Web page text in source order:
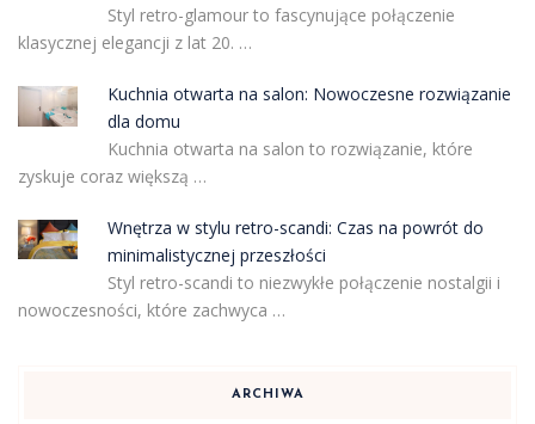
Styl retro-glamour to fascynujące połączenie
klasycznej elegancji z lat 20. …
Kuchnia otwarta na salon: Nowoczesne rozwiązanie
dla domu
Kuchnia otwarta na salon to rozwiązanie, które
zyskuje coraz większą …
Wnętrza w stylu retro-scandi: Czas na powrót do
minimalistycznej przeszłości
Styl retro-scandi to niezwykłe połączenie nostalgii i
nowoczesności, które zachwyca …
ARCHIWA